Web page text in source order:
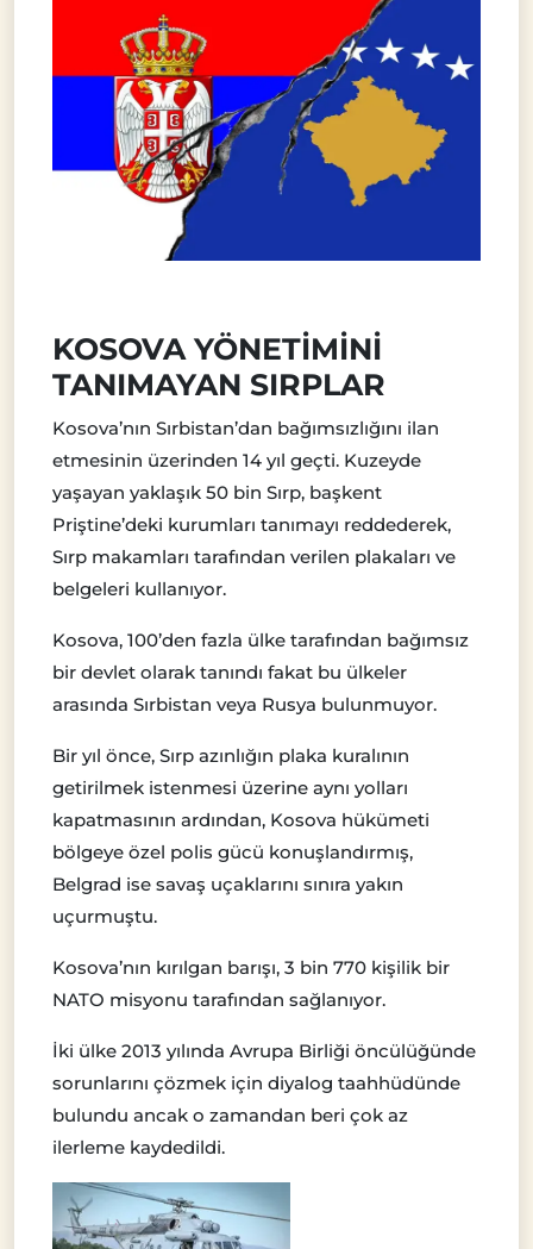
KOSOVA YÖNETİMİNİ
TANIMAYAN SIRPLAR
Kosova’nın Sırbistan’dan bağımsızlığını ilan
etmesinin üzerinden 14 yıl geçti. Kuzeyde
yaşayan yaklaşık 50 bin Sırp, başkent
Priştine’deki kurumları tanımayı reddederek,
Sırp makamları tarafından verilen plakaları ve
belgeleri kullanıyor.
Kosova, 100’den fazla ülke tarafından bağımsız
bir devlet olarak tanındı fakat bu ülkeler
arasında Sırbistan veya Rusya bulunmuyor.
Bir yıl önce, Sırp azınlığın plaka kuralının
getirilmek istenmesi üzerine aynı yolları
kapatmasının ardından, Kosova hükümeti
bölgeye özel polis gücü konuşlandırmış,
Belgrad ise savaş uçaklarını sınıra yakın
uçurmuştu.
Kosova’nın kırılgan barışı, 3 bin 770 kişilik bir
NATO misyonu tarafından sağlanıyor.
İki ülke 2013 yılında Avrupa Birliği öncülüğünde
sorunlarını çözmek için diyalog taahhüdünde
bulundu ancak o zamandan beri çok az
ilerleme kaydedildi.